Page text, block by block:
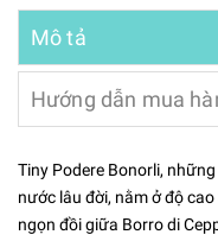
Mô tả
Hướng dẫn mua
Tiny Podere Bonorli,
nước lâu đời, nằm ở độ
ngọn đồi giữa Borro di